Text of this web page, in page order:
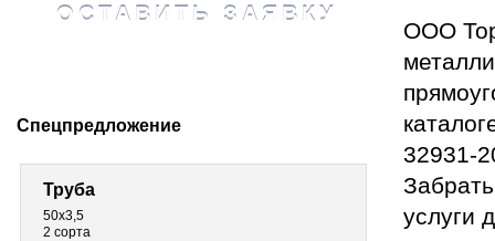
ОСТАВИТЬ ЗАЯВКУ
Спецпредложение
Труба
50х3,5
2 сорта
ООО
32931-
услуги